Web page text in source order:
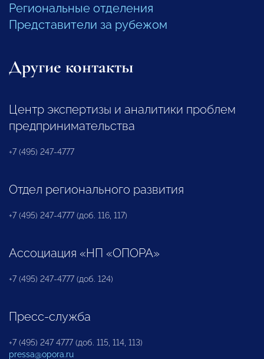
Региональные отделения
Представители за рубежом
Другие контакты
Центр экспертизы и аналитики проблем
предпринимательства
+7 (495) 247-4777
Отдел регионального развития
+7 (495) 247-4777 (доб. 116, 117)
Ассоциация «НП «ОПОРА»
+7 (495) 247-4777 (доб. 124)
Пресс-служба
+7 (495) 247 4777 (доб. 115, 114, 113)
pressa@opora.ru